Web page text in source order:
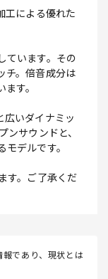
工による優れた
ています。その
チ。倍音成分は
す。
いダイナミッ
サウンドと、
デルです。
す。ご了承くだ
であり、現状とは